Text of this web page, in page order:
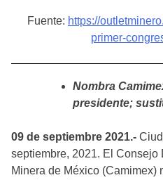
Fuente: https://
primer-
Nombra
presidente;
09 de septiembre 2021.-
septiembre, 2021. El Consejo
Minera de México (Camimex)